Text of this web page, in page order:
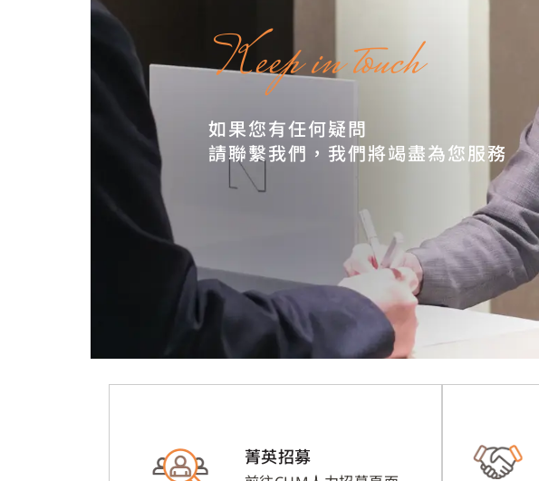
Keep in touch
如果您有任何疑問
請聯繫我們，我們將竭盡為您服務
菁英招募